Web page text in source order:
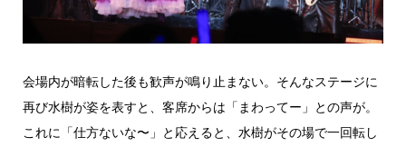
会場内が暗転した後も歓声が鳴り止まない。そんなステージに
再び水樹が姿を表すと、客席からは「まわってー」との声が。
これに「仕方ないな〜」と応えると、水樹がその場で一回転し